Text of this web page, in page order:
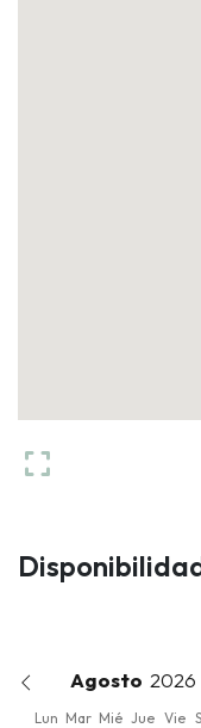
Agosto
Lun Mar Mié Jue Vie